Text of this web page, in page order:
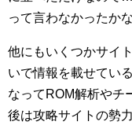
って言わなかったかな
他にもいくつかサイ
いで情報を載せてい
なってROM解析やチ
後は攻略サイトの勢